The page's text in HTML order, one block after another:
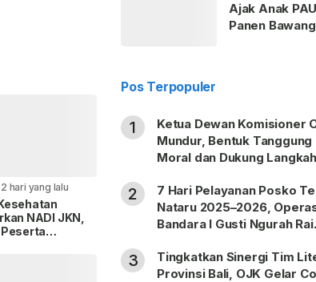
2 hari yang lalu
NADI JKN,
Ajak Anak
Panen
Pos Terpopuler
1
Ketua Dewan Komisioner
Mundur, Bentuk Tanggung
Moral dan Dukung Langkah
2
7 Hari Pelayanan Posko
Nataru 2025–2026,
Bandara I Gusti Ngurah Rai
3
Tingkatkan Sinergi Tim
Provinsi Bali, OJK Gelar